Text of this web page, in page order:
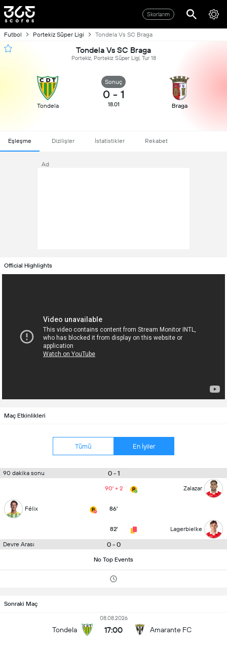
Skorlarım
Futbol Portekiz Süper Ligi Tondela Vs SC Braga
Tondela Vs SC Braga
Portekiz, Portekiz Süper Ligi, Tur 18
Tondela
Sonuç
0 - 1
18.01 Braga
Eşleşme Dizilişler İstatistikler Rekabet
Ad
Official Highlights
Maç Etkinlikleri
Tümü En İyiler
90 dakika sonu 0 - 1
90' + 2 Zalazar
Félix 86'
82' Lagerbielke
Devre Arası 0 - 0
No Top Events
Sonraki Maç
Tondela
08.08.2026
17:00 Amarante FC